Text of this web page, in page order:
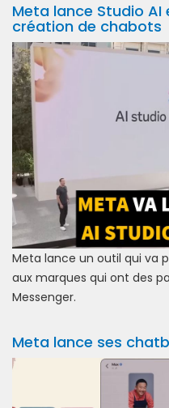
Meta lance Studio
création de chabots
Meta lance un outil qui va
aux marques qui ont des
Messenger.
Meta lance ses